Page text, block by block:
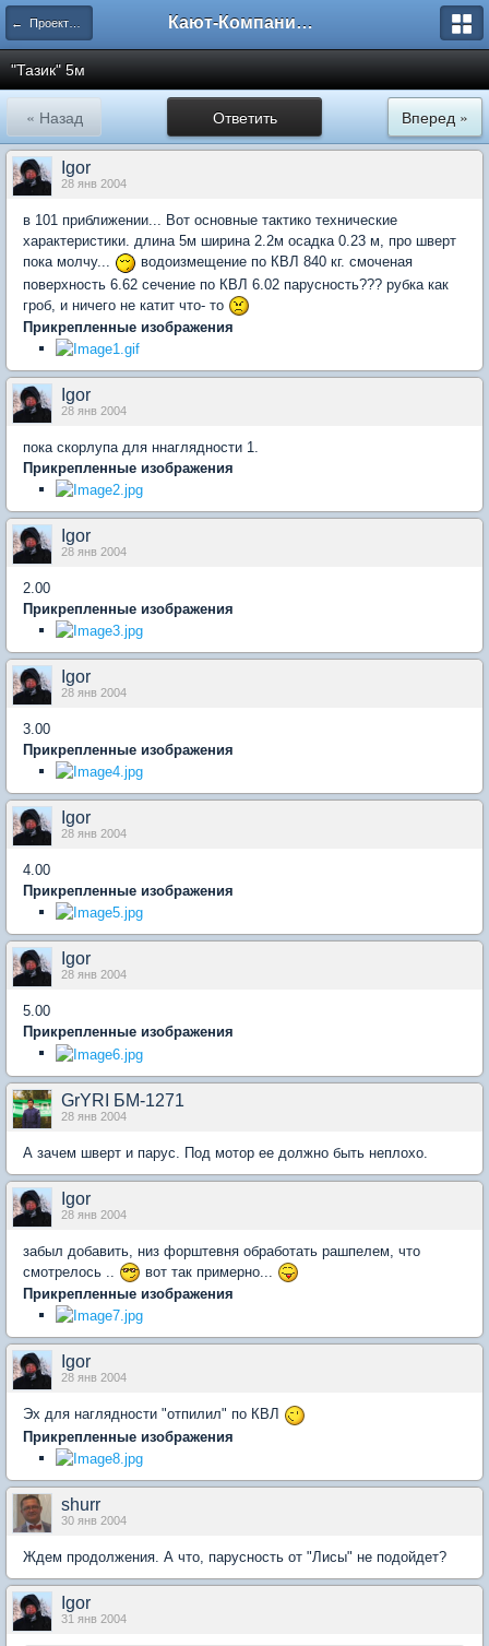
← Проекты и чертежи Кают-Компания "Катера и Яхты"
"Тазик" 5м
Ответить
« Назад Вперед »
Igor
28 янв 2004
в 101 приближении... Вот основные тактико технические
характеристики. длина 5м ширина 2.2м осадка 0.23 м, про шверт
пока молчу...
водоизмещение по КВЛ 840 кг. смоченая
поверхность 6.62 сечение по КВЛ 6.02 парусность??? рубка как
гроб, и ничего не катит что- то
Прикрепленные изображения
Igor
28 янв 2004
пока скорлупа для ннаглядности 1.
Прикрепленные изображения
Igor
28 янв 2004
2.00
Прикрепленные изображения
Igor
28 янв 2004
3.00
Прикрепленные изображения
Igor
28 янв 2004
4.00
Прикрепленные изображения
Igor
28 янв 2004
5.00
Прикрепленные изображения
GrYRI БМ-1271
28 янв 2004
А зачем шверт и парус. Под мотор ее должно быть неплохо.
Igor
28 янв 2004
забыл добавить, низ форштевня обработать рашпелем, что
смотрелось ..
вот так примерно...
Прикрепленные изображения
Igor
28 янв 2004
Эх для наглядности "отпилил" по КВЛ
Прикрепленные изображения
shurr
30 янв 2004
Ждем продолжения. А что, парусность от "Лисы" не подойдет?
Igor
31 янв 2004